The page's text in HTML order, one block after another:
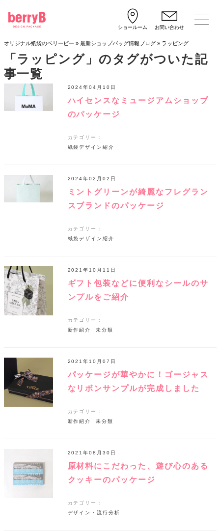
ショールーム お問い合わせ
オリジナル紙袋のベリービー » 最新ショップバッグ情報ブログ» ラッピング
「ラッピング」のタグがついた記
事一覧
ハイセンスなミュージアムショップ
のパッケージ
2024年04月10日
カテゴリー：
紙袋デザイン紹介
ミントグリーンが綺麗なフレグラン
スブランドのパッケージ
2024年02月02日
カテゴリー：
紙袋デザイン紹介
ギフト包装などに便利なシールのサ
ンプルをご紹介
2021年10月11日
カテゴリー：
新作紹介
未分類
パッケージが華やかに！ゴージャス
なリボンサンプルが完成しました
2021年10月07日
カテゴリー：
新作紹介
未分類
原材料にこだわった、遊び心のある
クッキーのパッケージ
2021年08月30日
カテゴリー：
デザイン・流行分析